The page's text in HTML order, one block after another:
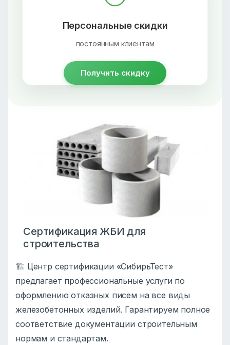
Персональные скидки
постоянным клиентам
Получить скидку
Сертификация ЖБИ для
строительства
🏗️ Центр сертификации «СибирьТест»
предлагает профессиональные услуги по
оформлению отказных писем на все виды
железобетонных изделий. Гарантируем полное
соответствие документации строительным
нормам и стандартам.